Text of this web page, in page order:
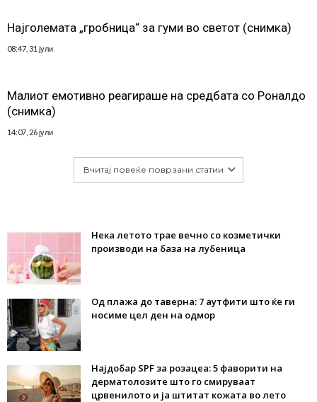
Најголемата „гробница“ за гуми во светот (снимка)
08:47, 31 јули
Малиот емотивно реагираше на средбата со Роналдо
(снимка)
14:07, 26 јули
Вчитај повеќе поврзани статии
Нека летото трае вечно со козметички
производи на база на лубеница
Од плажа до таверна: 7 аутфити што ќе ги
носиме цел ден на одмор
Најдобар SPF за розацеа: 5 фаворити на
дерматолозите што го смируваат
црвенилото и ја штитат кожата во лето